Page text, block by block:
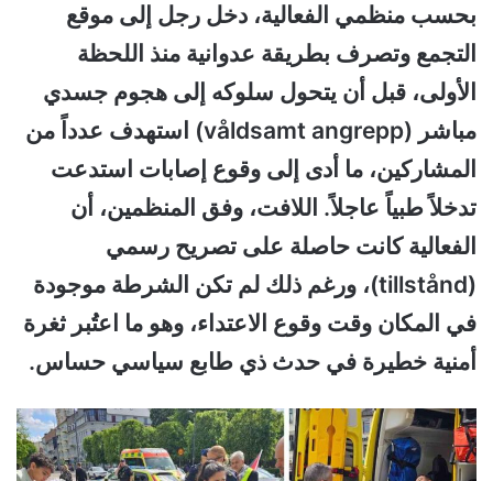
بحسب منظمي الفعالية، دخل رجل إلى موقع
التجمع وتصرف بطريقة عدوانية منذ اللحظة
الأولى، قبل أن يتحول سلوكه إلى هجوم جسدي
مباشر (våldsamt angrepp) استهدف عدداً من
المشاركين، ما أدى إلى وقوع إصابات استدعت
تدخلاً طبياً عاجلاً. اللافت، وفق المنظمين، أن
الفعالية كانت حاصلة على تصريح رسمي
(tillstånd)، ورغم ذلك لم تكن الشرطة موجودة
في المكان وقت وقوع الاعتداء، وهو ما اعتُبر ثغرة
أمنية خطيرة في حدث ذي طابع سياسي حساس.